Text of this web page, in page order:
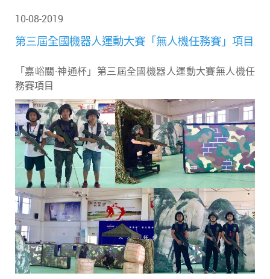
10-08-2019
第三屆全國機器人運動大賽「無人機任務賽」項目
「嘉峪關·神通杯」第三屆全國機器人運動大賽無人機任
務賽項目